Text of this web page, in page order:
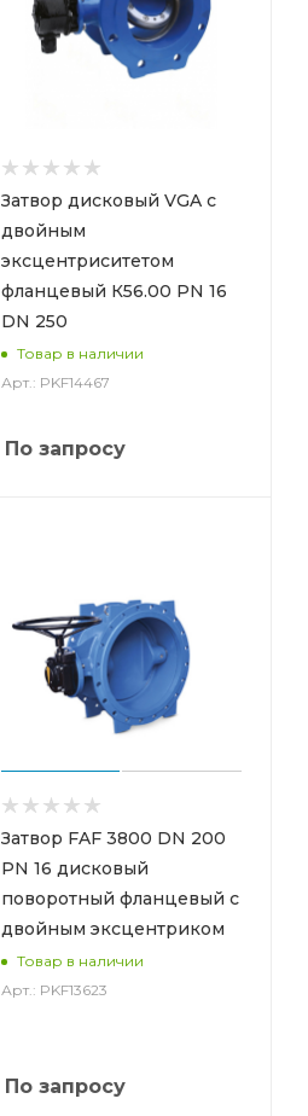
Затвор дисковый VGA с
двойным
эксцентриситетом
фланцевый К56.00 PN 16
DN 250
Товар в наличии
Арт.: PKF14467
По запросу
Затвор FAF 3800 DN 200
PN 16 дисковый
поворотный фланцевый с
двойным эксцентриком
Товар в наличии
Арт.: PKF13623
По запросу